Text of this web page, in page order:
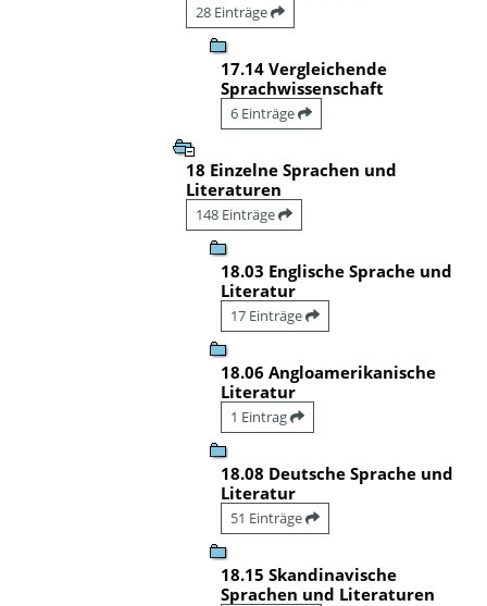
28 Einträge
17.14 Vergleichende
Sprachwissenschaft
6 Einträge
18 Einzelne Sprachen und
Literaturen
148 Einträge
18.03 Englische Sprache und
Literatur
17 Einträge
18.06 Angloamerikanische
Literatur
1 Eintrag
18.08 Deutsche Sprache und
Literatur
51 Einträge
18.15 Skandinavische
Sprachen und Literaturen